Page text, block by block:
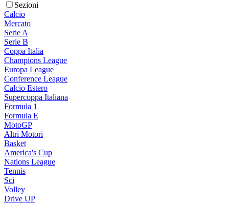
Sezioni
Calcio
Mercato
Serie A
Serie B
Coppa Italia
Champions League
Europa League
Conference League
Calcio Estero
Supercoppa Italiana
Formula 1
Formula E
MotoGP
Altri Motori
Basket
America's Cup
Nations League
Tennis
Sci
Volley
Drive UP